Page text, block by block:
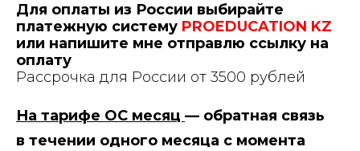
Для оплаты из России выбирайте
платежную систему PROEDUCATION KZ
или напишите мне отправлю ссылку на
оплату
Рассрочка для России от 3500 рублей
На тарифе ОС месяц — обратная связь
в течении одного месяца с момента